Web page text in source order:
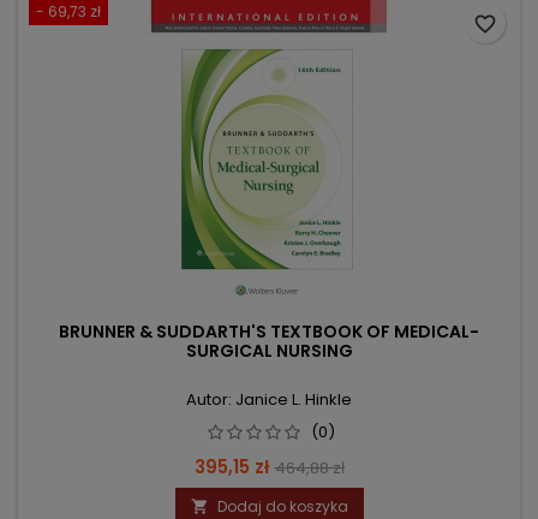
- 69,73 zł
BRUNNER & SUDDARTH'S TEXTBOOK OF MEDICAL-
SURGICAL NURSING
Autor: Janice L. Hinkle
(0)
Cena
395,15 zł Cena
podstawowa
464,88 zł
 Dodaj do koszyka
favorite_border